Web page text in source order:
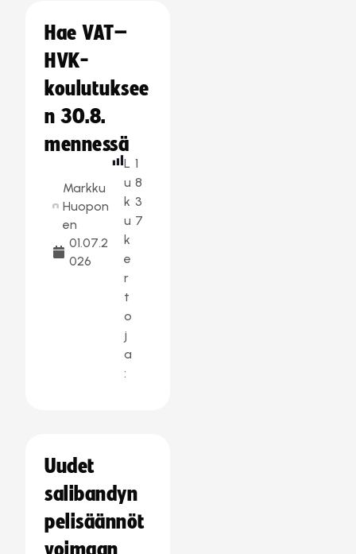
Hae VAT–
HVK-
koulutuksee
n 30.8.
mennessä
Markku
Huopon
en
01.07.2
026
L
u
k
u
k
e
r
t
o
j
a
:
1
8
3
7
Uudet
salibandyn
pelisäännöt